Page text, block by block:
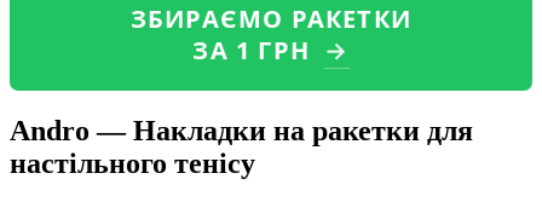
ЗБИРАЄМО РАКЕТКИ
ЗА 1 ГРН →
Andro — Накладки на ракетки для
настільного тенісу